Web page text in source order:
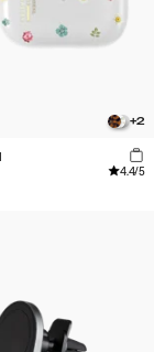
+2
4.4/5